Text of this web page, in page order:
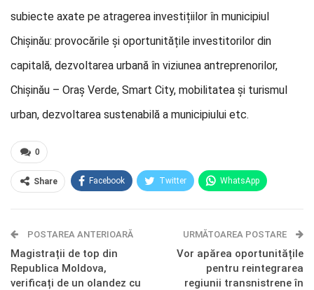
subiecte axate pe atragerea investițiilor în municipiul
Chișinău: provocările și oportunitățile investitorilor din
capitală, dezvoltarea urbană în viziunea antreprenorilor,
Chișinău – Oraș Verde, Smart City, mobilitatea și turismul
urban, dezvoltarea sustenabilă a municipiului etc.
0
Share Facebook Twitter WhatsApp
Telegram OK.ru
POSTAREA ANTERIOARĂ
Magistrații de top din
Republica Moldova,
verificați de un olandez cu
URMĂTOAREA POSTARE
Vor apărea oportunitățile
pentru reintegrarea
regiunii transnistrene în